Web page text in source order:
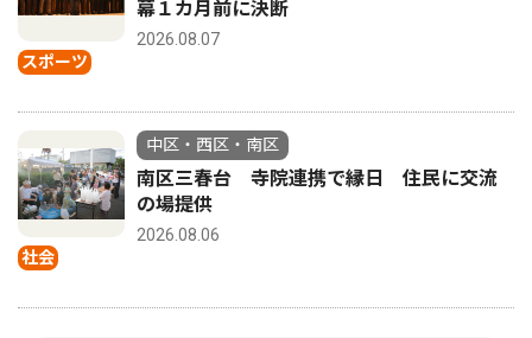
スポーツ
幕１カ月前に決断
2026.08.07
社会
中区・西区・南区
南区三春台 寺院連携で縁日 住民に交流
の場提供
2026.08.06